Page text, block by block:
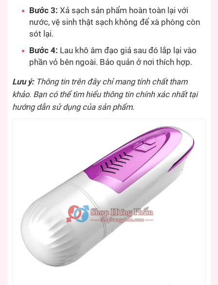
Bước 3: Xả sạch sản phẩm hoàn toàn lại với
nước, vệ sinh thật sạch không để xà phòng còn
sót lại.
Bước 4: Lau khô âm đạo giả sau đó lắp lại vào
phần vỏ bên ngoài. Bảo quản ở nơi thích hợp.
Lưu ý:Thông tin trên đây chỉ mang tính chất tham
khảo. Bạn có thể tìm hiểu thông tin chính xác nhất tại
hướng dẫn sử dụng của sản phẩm.